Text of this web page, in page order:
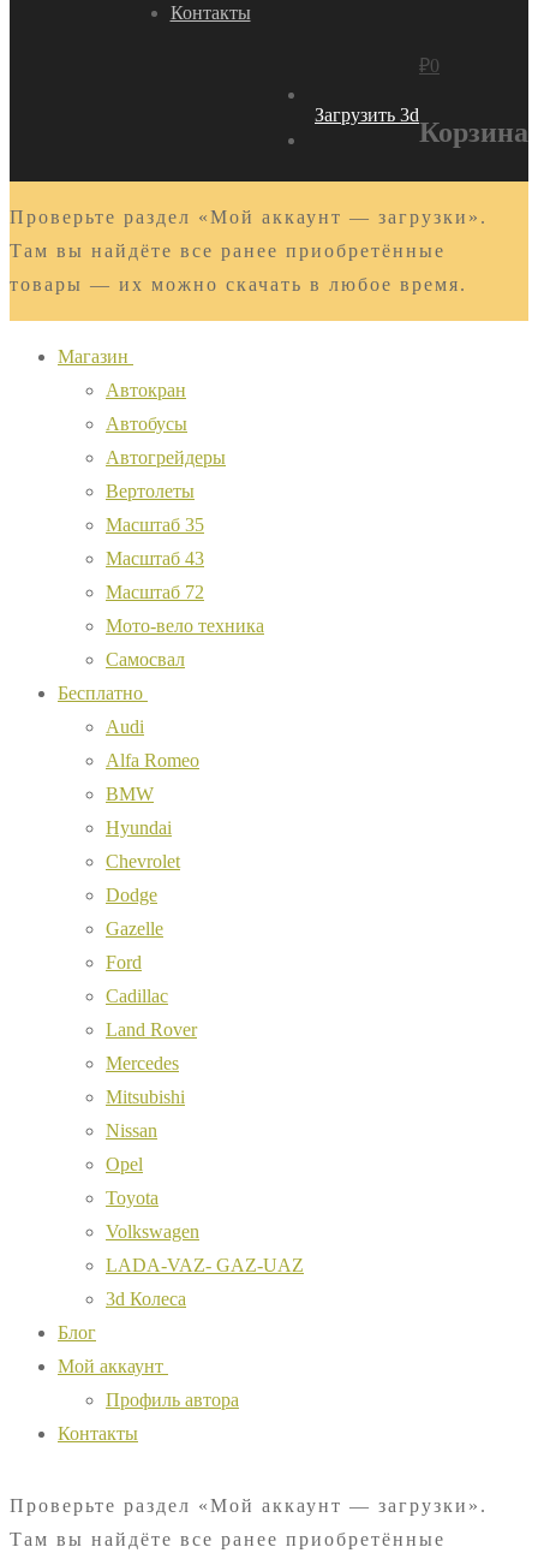
Контакты
Загрузить 3d
₽0
Корзина
Проверьте раздел «Мой аккаунт — загрузки».
Там вы найдёте все ранее приобретённые
товары — их можно скачать в любое время.
Магазин
Автокран
Автобусы
Автогрейдеры
Вертолеты
Масштаб 35
Масштаб 43
Масштаб 72
Мото-вело техника
Самосвал
Бесплатно
Audi
Alfa Romeo
BMW
Hyundai
Chevrolet
Dodge
Gazelle
Ford
Cadillac
Land Rover
Mercedes
Mitsubishi
Nissan
Opel
Toyota
Volkswagen
LADA-VAZ- GAZ-UAZ
3d Колеса
Блог
Мой аккаунт
Профиль автора
Контакты
Проверьте раздел «Мой аккаунт — загрузки».
Там вы найдёте все ранее приобретённые